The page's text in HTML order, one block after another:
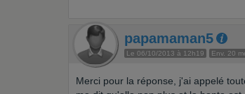
papamaman5
Le 06/10/2013 à 12h19 Env. 20
Merci pour la réponse, j'ai appelé